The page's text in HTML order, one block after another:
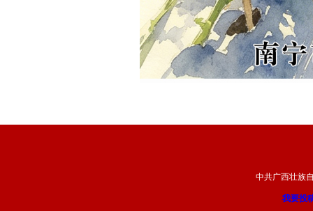
中共广西壮族
我要投